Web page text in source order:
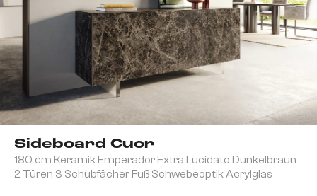
Sideboard Cuor
180 cm Keramik Emperador Extra Lucidato Dunkelbraun
2 Türen 3 Schubfächer Fuß Schwebeoptik Acrylglas